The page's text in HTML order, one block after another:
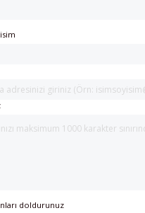
doldurunuz